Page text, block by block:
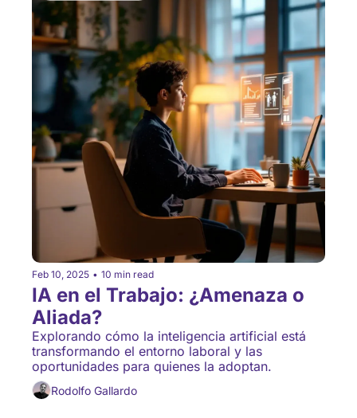
Feb 10, 2025 • 10 min read
IA en el Trabajo: ¿Amenaza o
Aliada?
Explorando cómo la inteligencia artificial está
transformando el entorno laboral y las
oportunidades para quienes la adoptan.
Rodolfo Gallardo